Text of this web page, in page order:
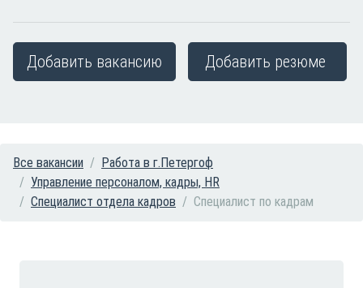
Добавить вакансию Добавить резюме
Все вакансии
Работа в г.Петергоф
Управление персоналом, кадры, HR
Специалист отдела кадров
Специалист по кадрам